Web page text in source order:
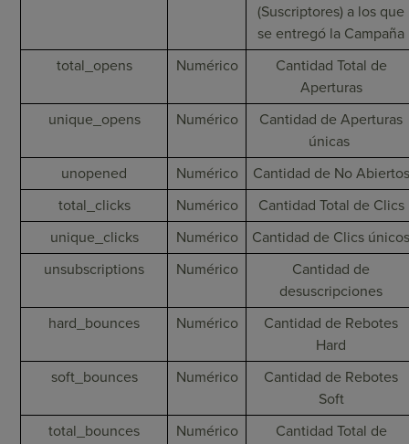
(Suscriptores) a los que
se entregó la Campaña
total_opens
Numérico
Cantidad Total de
Aperturas
unique_opens
Numérico
Cantidad de Aperturas
únicas
unopened
Numérico
Cantidad de No Abiertos
total_clicks
Numérico
Cantidad Total de Clics
unique_clicks
Numérico
Cantidad de Clics
unsubscriptions
Numérico
Cantidad de
desuscripciones
hard_bounces
Numérico
Cantidad de Rebotes
Hard
soft_bounces
Numérico
Cantidad de Rebotes
Soft
total_bounces
Numérico
Cantidad Total de